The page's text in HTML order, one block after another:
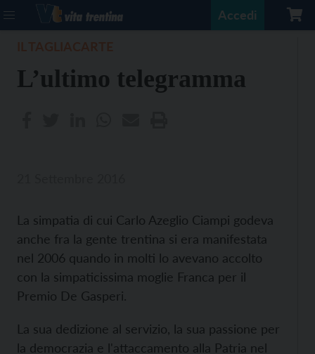
Accedi
L’ultimo telegramma
La simpatia di cui Carlo Azeglio Ciampi godeva
anche fra la gente trentina si era manifestata
nel 2006 quando in molti lo avevano accolto
con la simpaticissima moglie Franca per il
Premio De Gasperi.
La sua dedizione al servizio, la sua passione per
la democrazia e l'attaccamento alla Patria nel